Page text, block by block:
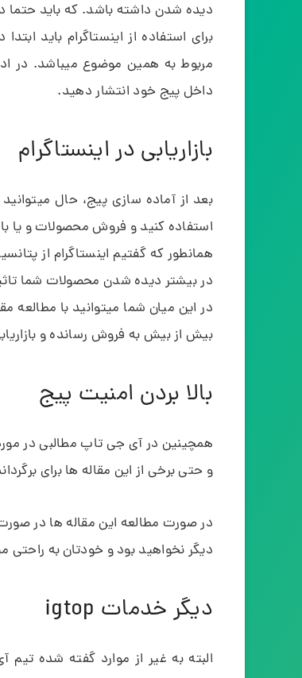
دیده شدن داشته باشد. که باید حتما
مربوط به همین موضوع میباشد. در
داخل پیج خود انتشار دهید.
بازاریابی در اینستاگرام
بعد از آماده سازی پیج، حال
استفاده کنید و فروش محصولات و یا
همانطور که گفتیم اینستاگرام از
در بیشتر دیده شدن محصولات شما
در این میان شما میتوانید با مطالعه
بیش از بیش به فروش رسانده و
بالا بردن امنیت پیج
همچینین در آی جی تاپ مطالبی در
و حتی برخی از این مقاله ها برای
در صورت مطالعه این مقاله ها در
دیگر نخواهید بود و خودتان به راحتی
دیگر خدمات igtop
البته به غیر از موارد گفته شده